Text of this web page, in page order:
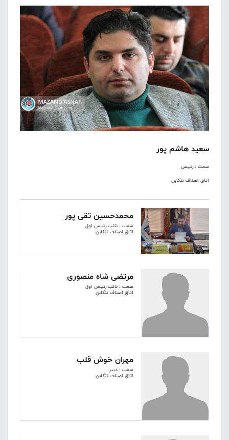
سعید هاشم پور
سمت : رئیس
اتاق اصناف تنکابن
محمدحسین تقی پور
سمت : نائب رئیس اول
اتاق اصناف تنکابن
مرتضی شاه منصوری
سمت : نائب رئیس اول
اتاق اصناف تنکابن
مهران خوش قلب
سمت : دبیر
اتاق اصناف تنکابن